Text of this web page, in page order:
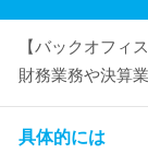
【バックオフィ
財務業務や決算
具体的には